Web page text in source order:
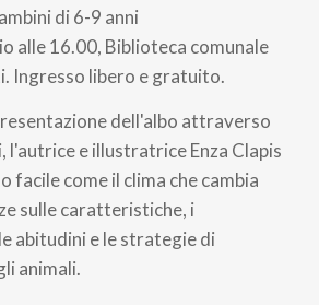
di 6-9 anni
alle 16.00, Biblioteca comunale
Ingresso libero e gratuito.
dell'albo attraverso
l'autrice e illustratrice Enza Clapis
facile come il clima che cambia
sulle caratteristiche, i
abitudini e le strategie di
animali.